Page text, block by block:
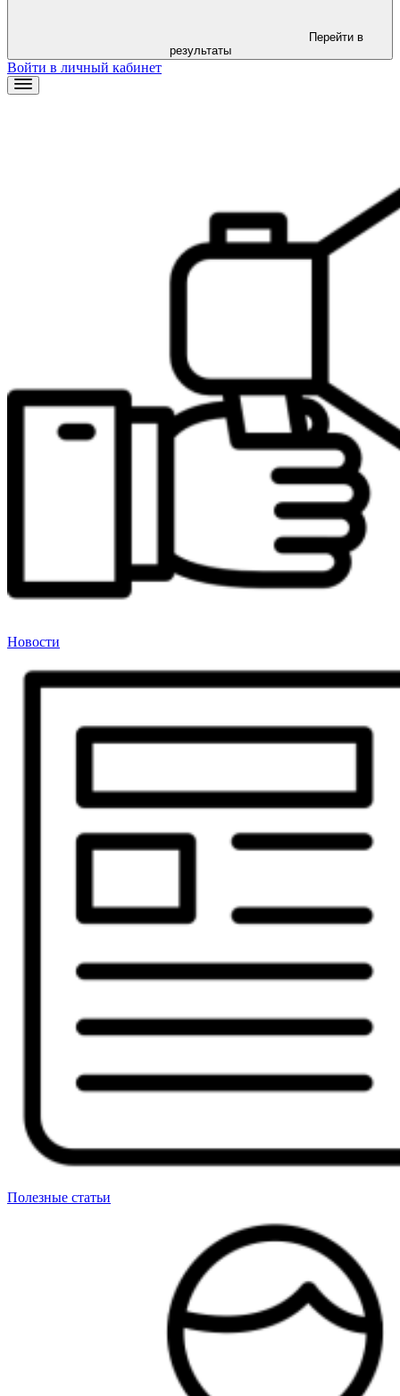
результаты
Войти в личный кабинет
Новости
Полезные статьи